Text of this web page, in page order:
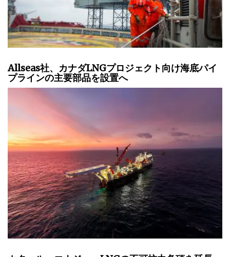
Allseas社、カナダLNGプロジェクト向け海底パイ
プラインの主要部品を設置へ